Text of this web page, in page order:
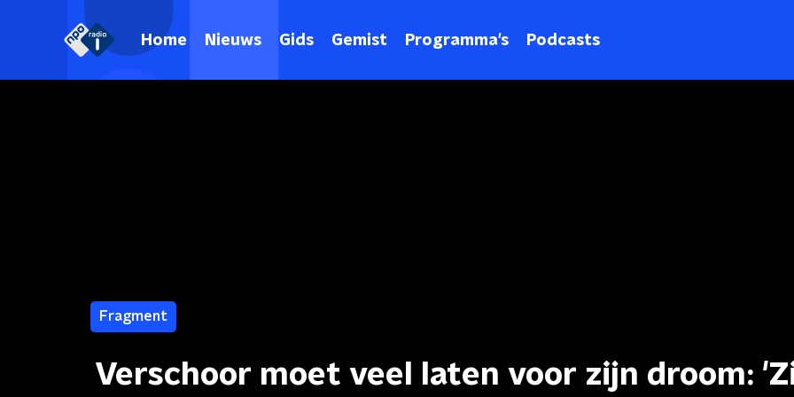
Home Nieuws Gids Gemist Programma's Podcasts
Fragment
Verschoor moet veel laten voor zijn droom: